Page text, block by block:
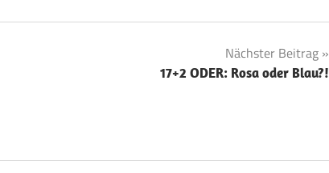
Nächster Beitrag
17+2 ODER: Rosa oder Blau?!